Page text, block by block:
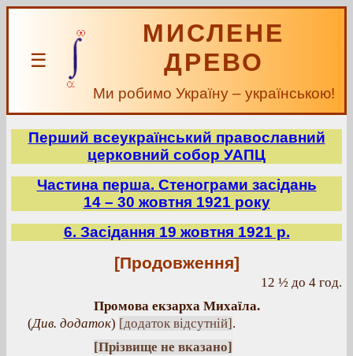
☰
МИСЛЕНЕ
ДРЕВО
Ми робимо Україну – українською!
Перший всеукраїнський православний
церковний собор УАПЦ
Частина перша. Стенограми засідань
14 – 30 жовтня 1921 року
6. Засідання 19 жовтня 1921 р.
[Продовження]
12 ½ до 4 год.
Промова екзарха Михаїла.
(Див. додаток) [додаток відсутній].
[Прізвище не вказано]